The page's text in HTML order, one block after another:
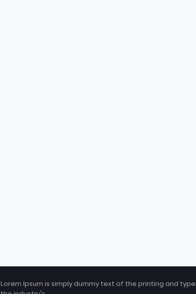
Lorem Ipsum is simply dummy text of the printing and